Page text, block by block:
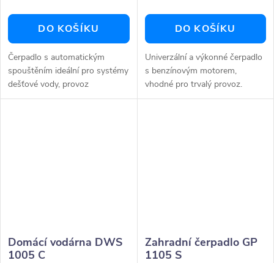
DO KOŠÍKU
Čerpadlo s automatickým
spouštěním ideální pro systémy
dešťové vody, provoz
postřikovačů, čerpání vody z
DO KOŠÍKU
Univerzální a výkonné čerpadlo
s benzínovým motorem,
vhodné pro trvalý provoz.
Univerzální a výkonné:Vhodné
Domácí vodárna DWS
1005 C
Zahradní čerpadlo GP
1105 S